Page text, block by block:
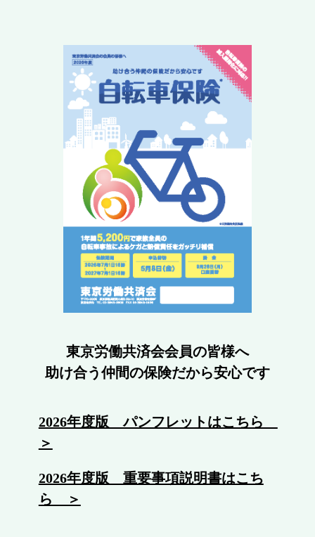
東京労働共済会会員の皆様へ
助け合う仲間の保険だから安心です
2026年度版 パンフレットはこちら
＞
2026年度版 重要事項説明書はこち
ら ＞